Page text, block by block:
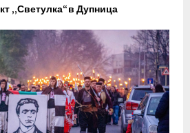
„Светулка“ в Дупница